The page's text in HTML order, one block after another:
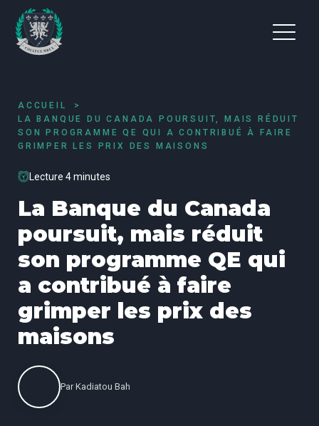
ACCUEIL
LA BANQUE DU CANADA POURSUIT, MAIS RÉDUIT
SON PROGRAMME QE QUI A CONTRIBUÉ À FAIRE
GRIMPER LES PRIX DES MAISONS
Lecture 4 minutes
La Banque du Canada
poursuit, mais réduit
son programme QE qui
a contribué à faire
grimper les prix des
maisons
Par Kadiatou Bah